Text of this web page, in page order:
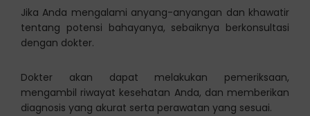
Jika Anda mengalami anyang-anyangan dan khawatir
tentang potensi bahayanya, sebaiknya berkonsultasi
dengan dokter.
Dokter akan dapat melakukan pemeriksaan,
mengambil riwayat kesehatan Anda, dan memberikan
diagnosis yang akurat serta perawatan yang sesuai.